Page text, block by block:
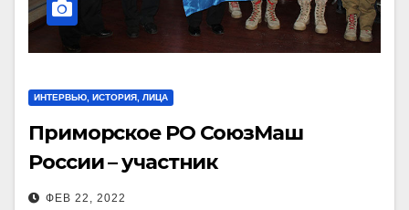
ИНТЕРВЬЮ, ИСТОРИЯ, ЛИЦА
Приморское РО СоюзМаш
России – участник
торжественного мероприятия,
ФЕВ 22, 2022